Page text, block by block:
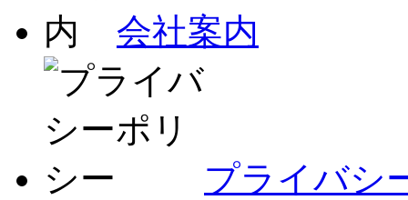
会社案内
プライバシ